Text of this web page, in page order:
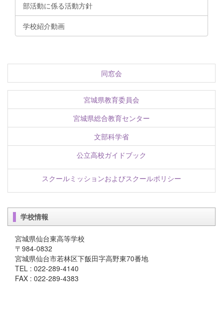
部活動に係る活動方針
学校紹介動画
同窓会
宮城県教育委員会
宮城県総合教育センター
文部科学省
公立高校ガイドブック
スクールミッションおよびスクールポリシー
学校情報
宮城県仙台東高等学校
〒984-0832
宮城県仙台市若林区下飯田字高野東70番地
TEL : 022-289-4140
FAX : 022-289-4383